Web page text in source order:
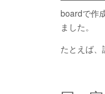
boardで作
ました。
たとえば、